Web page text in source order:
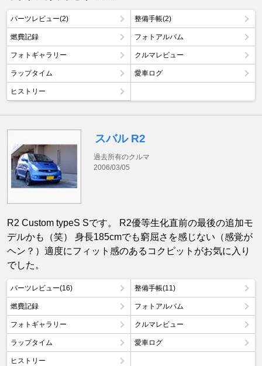
パーツレビュー(2) 整備手帳(2)
燃費記録 フォトアルバム
フォトギャラリー クルマレビュー
ラップタイム 愛車ログ
ヒストリー
スバル R2
過去所有のクルマ
2006/03/05
R2 Custom typeS Sです。 R2優等生化直前の最後の追加モ
デルかも（笑） 身長185cmでも窮屈さを感じない（感覚が
ヘン？）適度にフィット感のあるコクピットがお気に入り
でした。
パーツレビュー(16) 整備手帳(11)
燃費記録 フォトアルバム
フォトギャラリー クルマレビュー
ラップタイム 愛車ログ
ヒストリー